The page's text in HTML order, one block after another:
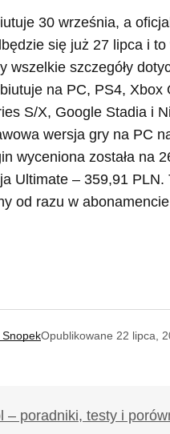
30 września, a
się już 27 lipca i to
wszelkie szczegóły
na PC, PS4, Xbox
S/X, Google Stadia i
wersja gry na PC
wyceniona została na
Ultimate – 359,91 PLN.
od razu w
SnopekOpublikowane 22 lipca,